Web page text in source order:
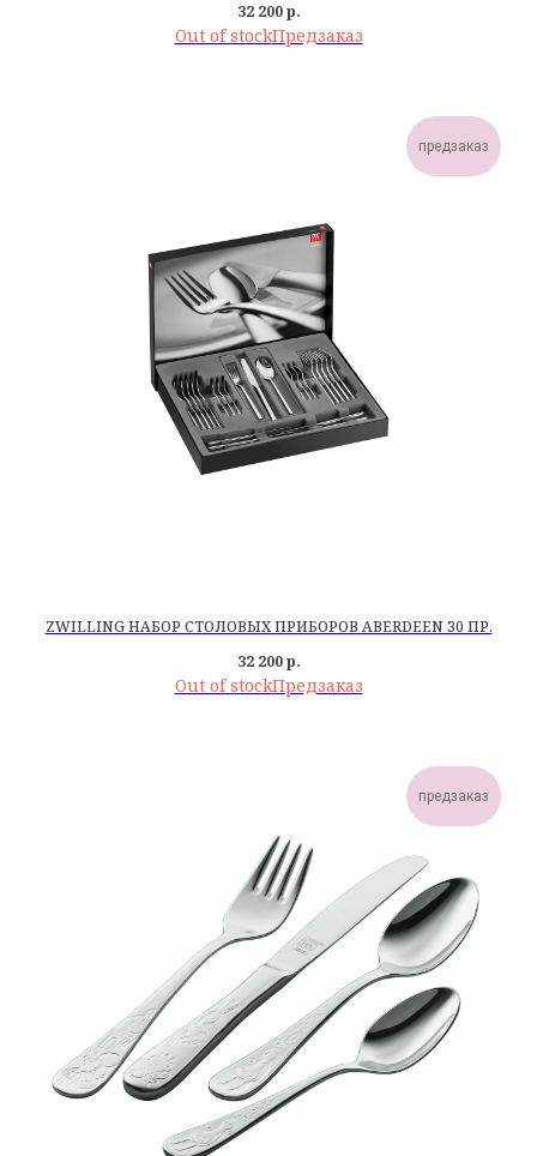
32 200 р.
Out of stock
предзаказ
ZWILLING НАБОР СТОЛОВЫХ ПРИБОРОВ ABERDEEN 30 ПР.
32 200 р.
Out of stock
предзаказ